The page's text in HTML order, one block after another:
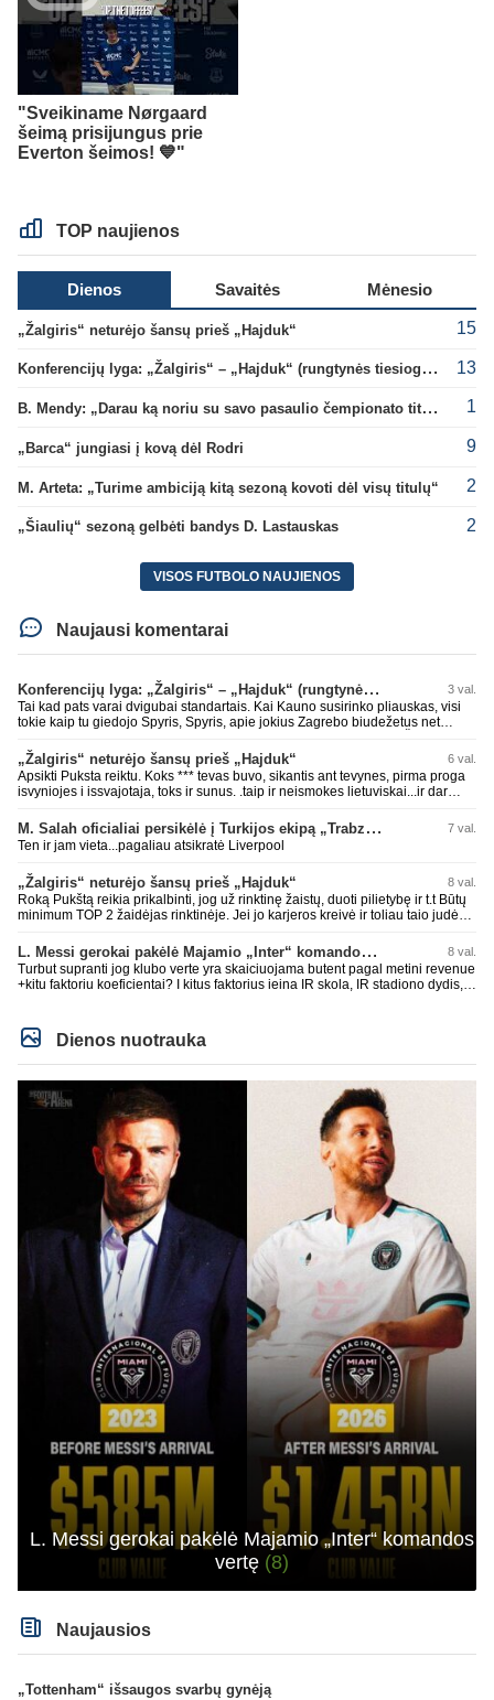
"Sveikiname Nørgaard
šeimą prisijungus prie
Everton šeimos! 💙"
TOP naujienos
Dienos Savaitės Mėnesio
„Žalgiris“ neturėjo šansų prieš „Hajduk“ 15
Konferencijų lyga: „Žalgiris“ – „Hajduk“ (rungtynės tiesiogiai) 13
B. Mendy: „Darau ką noriu su savo pasaulio čempionato titulu“ 1
„Barca“ jungiasi į kovą dėl Rodri 9
M. Arteta: „Turime ambiciją kitą sezoną kovoti dėl visų titulų“ 2
„Šiaulių“ sezoną gelbėti bandys D. Lastauskas 2
VISOS FUTBOLO NAUJIENOS
Naujausi komentarai
Konferencijų lyga: „Žalgiris“ – „Hajduk“ (rungtynės tiesiogiai) 3 val.
Tai kad pats varai dvigubai standartais. Kai Kauno susirinko pliauskas, visi
tokie kaip tu giedojo Spyris, Spyris, apie jokius Zagrebo biudežetus net
daug didesnis. Tfu ant tokių.
„Žalgiris“ neturėjo šansų prieš „Hajduk“ 6 val.
Apsikti Puksta reiktu. Koks *** tevas buvo, sikantis ant tevynes, pirma proga
isvyniojes i issvajotaja, toks ir sunus. .taip ir neismokes lietuviskai...ir dar
laurynas ikalbins
M. Salah oficialiai persikėlė į Turkijos ekipą „Trabzonspor“ 7 val.
Ten ir jam vieta...pagaliau atsikratė Liverpool
„Žalgiris“ neturėjo šansų prieš „Hajduk“ 8 val.
Roką Pukštą reikia prikalbinti, jog už rinktinę žaistų, duoti pilietybę ir t.t Būtų
minimum TOP 2 žaidėjas rinktinėje. Jei jo karjeros kreivė ir toliau taio judės,
L. Messi gerokai pakėlė Majamio „Inter“ komandos vertę 8 val.
Turbut supranti jog klubo verte yra skaiciuojama butent pagal metini revenue
+kitu faktoriu koeficientai? I kitus faktorius ieina IR skola, IR stadiono dydis,
milzinisko klubo vertes suoli siemet. Be to, tie 200 pamineti cia yra visiskai
on-point, jeigu jau musu mylimas D. prasneko apie klubo vertes kelima, arba
CR atveju - numusima.
Dienos nuotrauka
L. Messi gerokai pakėlė Majamio „Inter“ komandos
vertę (8)
Naujausios
„Tottenham“ išsaugos svarbų gynėją